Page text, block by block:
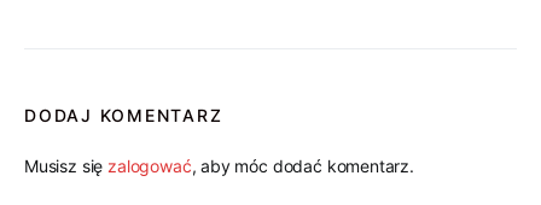
DODAJ KOMENTARZ
Musisz się zalogować, aby móc dodać komentarz.